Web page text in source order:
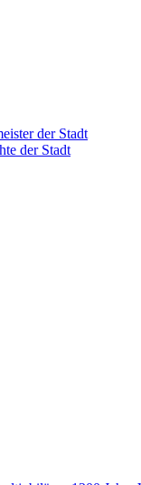
der Stadt
der Stadt